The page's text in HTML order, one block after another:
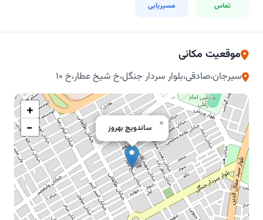
تماس مسیریابی
موقعیت مکانی
سیرجان،صادقی،بلوار سردار جنگل،خ شیخ عطار،خ ۱۰
ساندویچ بهروز ×
+
−